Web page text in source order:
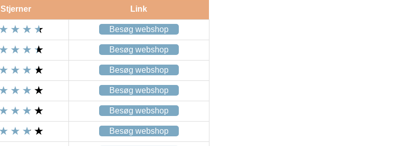
Stjerner Link
Besøg webshop
Besøg webshop
Besøg webshop
Besøg webshop
Besøg webshop
Besøg webshop